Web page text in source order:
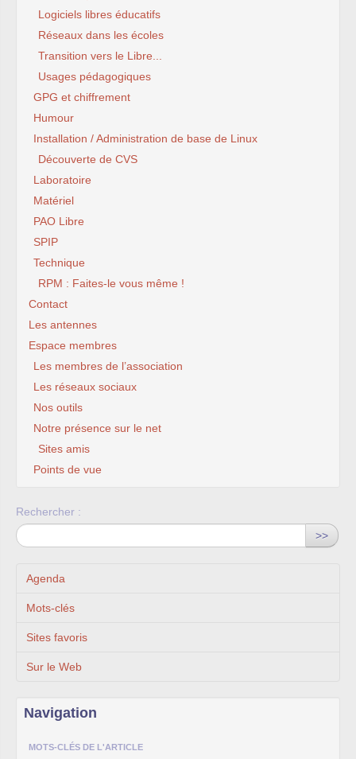
Logiciels libres éducatifs
Réseaux dans les écoles
Transition vers le Libre...
Usages pédagogiques
GPG et chiffrement
Humour
Installation / Administration de base de Linux
Découverte de CVS
Laboratoire
Matériel
PAO Libre
SPIP
Technique
RPM : Faites-le vous même !
Contact
Les antennes
Espace membres
Les membres de l’association
Les réseaux sociaux
Nos outils
Notre présence sur le net
Sites amis
Points de vue
Rechercher :
>>
Agenda
Mots-clés
Sites favoris
Sur le Web
Navigation
MOTS-CLÉS DE L'ARTICLE